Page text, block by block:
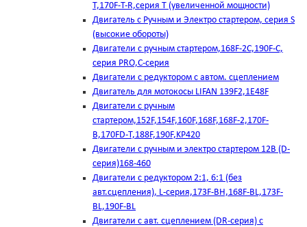
T,170F-T-R,серия Т (увеличенной мощности)
Двигатель с Ручным и Электро стартером, серия S
(высокие обороты)
Двигатели с ручным стартером,168F-2C,190F-C,
серия PRO,C-серия
Двигатели с редуктором с автом. сцеплением
Двигатель для мотокосы LIFAN 139F2,1E48F
Двигатели с ручным
стартером,152F,154F,160F,168F,168F-2,170F-
B,170FD-T,188F,190F,KP420
Двигатели с ручным и электро стартером 12В (D-
серия)168-460
Двигатели с редуктором 2:1, 6:1 (без
авт.сцепления), L-серия,173F-BH,168F-BL,173F-
BL,190F-BL
Двигатели с авт. сцеплением (DR-серия) с